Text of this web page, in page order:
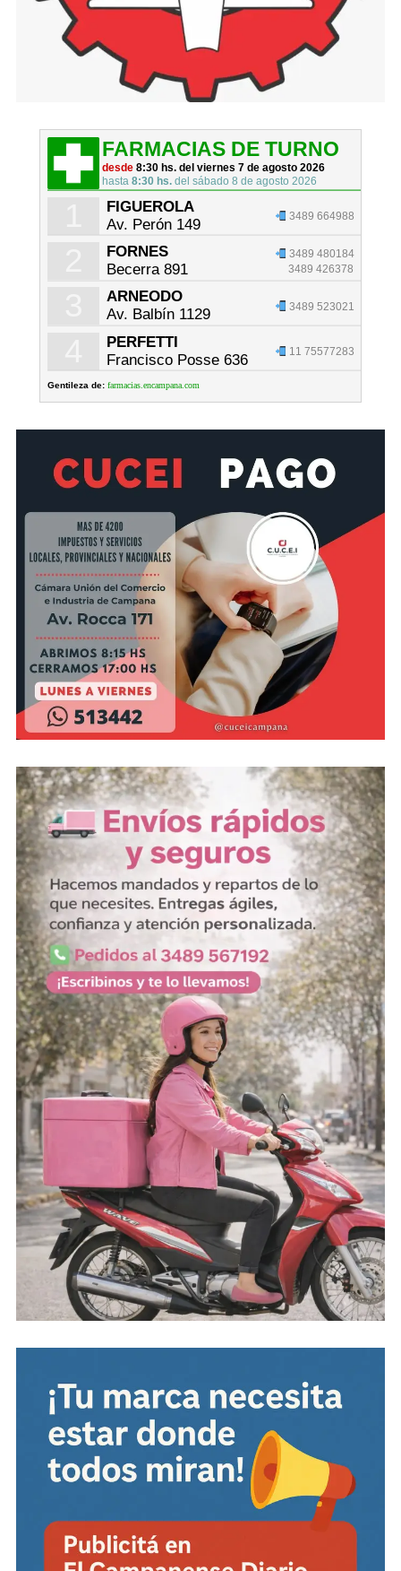
FARMACIAS DE TURNO
desde8:30 hs. del viernes 7 de agosto 2026
hasta8:30 hs. del sábado 8 de agosto 2026
FIGUEROLA
Av. Perón 149
3489 664988
FORNES
Becerra 891
3489 480184
3489 426378
ARNEODO
Av. Balbín 1129
3489 523021
PERFETTI
Francisco Posse 636
11 75577283
Gentileza de: farmacias.encampana.com